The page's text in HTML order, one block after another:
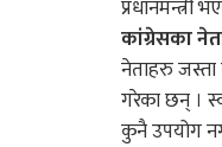
कांग्रेसका
नेताहरु जस्ता
गरेका छन् ।
कुनै उपयोग